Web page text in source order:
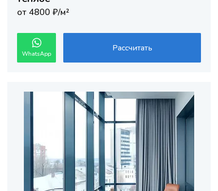
от 4800 ₽/м²
WhatsApp
Рассчитать